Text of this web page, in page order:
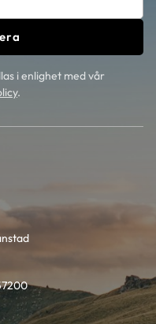
i enlighet med vår
.